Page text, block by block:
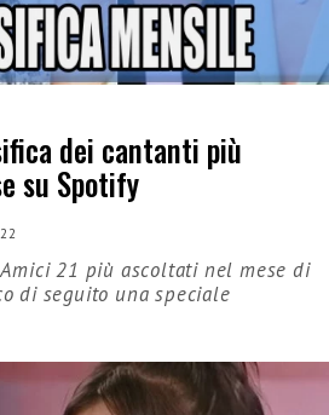
dei cantanti più
su Spotify
21 più ascoltati nel mese di
di seguito una speciale